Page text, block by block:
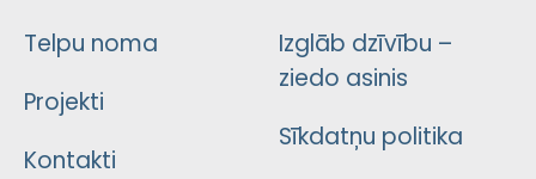
Telpu noma
Projekti
Kontakti
Izglāb dzīvību –
ziedo asinis
Sīkdatņu politika